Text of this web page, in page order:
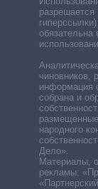
разрешается
обязательна
чиновников,
информация
собрана и
народного
Дело».
Материалы,
рекламы: